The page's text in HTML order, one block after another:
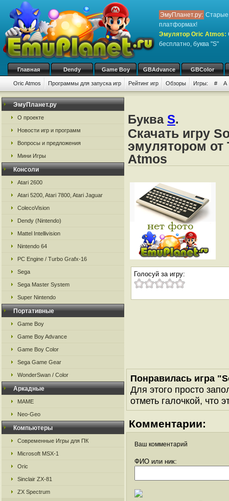
ЭмуПланет.ру: Старые
платформах!
Эмулятор Oric Atmos:
бесплатно, буква "S"
Главная Dendy Game Boy GBAdvance GBColor
Oric Atmos Программы для запуска игр Рейтинг игр Обзоры Игры: # A
ЭмуПланет.ру
О проекте
Новости игр и программ
Вопросы и предложения
Мини Игры
Консоли
Atari 2600
Atari 5200, Atari 7800, Atari Jaguar
ColecoVision
Dendy (Nintendo)
Mattel Intellivision
Nintendo 64
PC Engine / Turbo Grafx-16
Sega
Sega Master System
Super Nintendo
Портативные
Game Boy
Game Boy Advance
Game Boy Color
Sega Game Gear
WonderSwan / Color
Аркадные
MAME
Neo-Geo
Компьютеры
Современные Игры для ПК
Microsoft MSX-1
Oric
Sinclair ZX-81
ZX Spectrum
Буква S.
Скачать игру
эмулятором от
Atmos
Голосуй за игру:
Понравилась игра
Для этого просто
отметь галочкой, что
Комментарии:
Ваш комментарий
ФИО или ник: